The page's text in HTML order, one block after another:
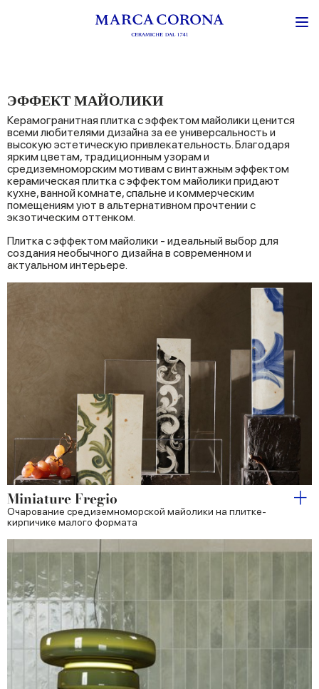
ЭФФЕКТ МАЙОЛИКИ
Керамогранитная плитка с эффектом майолики ценится
всеми любителями дизайна за ее универсальность и
высокую эстетическую привлекательность. Благодаря
ярким цветам, традиционным узорам и
средиземноморским мотивам с винтажным эффектом
керамическая плитка с эффектом майолики придают
кухне, ванной комнате, спальне и коммерческим
помещениям уют в альтернативном прочтении с
экзотическим оттенком.
Плитка с эффектом майолики - идеальный выбор для
создания необычного дизайна в современном и
актуальном интерьере.
Miniature Fregio
Очарование средиземноморской майолики на плитке-
кирпичике малого формата